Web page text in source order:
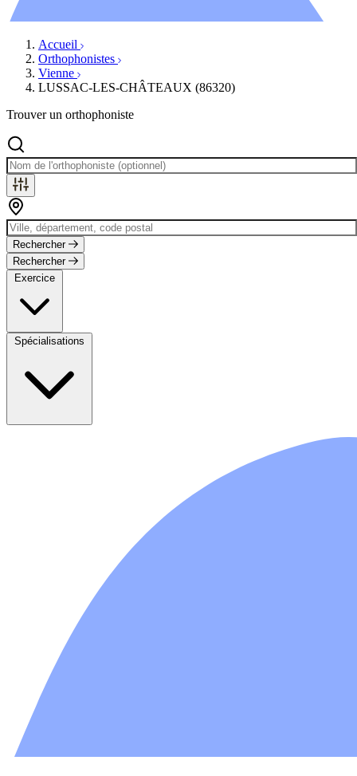
Accueil
Orthophonistes
Vienne
LUSSAC-LES-CHÂTEAUX (86320)
Trouver un orthophoniste
Rechercher
Rechercher
Exercice
Spécialisations